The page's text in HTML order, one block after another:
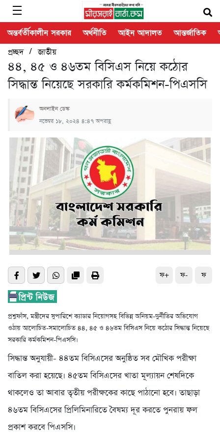
অন্তর্বর্তীকালীন সরকার অর্থনীতি আইন আদালত আন্তর্জাতিক
প্রচ্ছদ/জাতীয়
৪৪, ৪৫ ও ৪৬তম বিসিএস নিয়ে কঠোর
সিদ্ধান্ত নিয়েছে সরকারি কর্মকমিশন-পিএসসি
অনলাইন ডেস্ক
নভেম্বর ১৮, ২০২৪ ৪:৪৭ অপরাহ্ণ
ফ+ ফ- ফ
প্রশ্নফাঁস, মন্ত্রীদের সুপারিশে ক্যাডার নিয়োগসহ বিভিন্ন অনিয়ম-দুর্নীতির অভিযোগ
ওঠায় আলোচিত-সমালোচিত ৪৪, ৪৫ ও ৪৬তম বিসিএস নিয়ে কঠোর সিদ্ধান্ত নিয়েছে
সরকারি কর্মকমিশন-পিএসসি।
সিদ্ধান্ত অনুযায়ী- ৪৪তম বিসিএসের অনুষ্ঠিত সব মৌখিক পরীক্ষা
বাতিল করা হয়েছে। ৪৫তম বিসিএসের খাতা মূল্যায়ন শেষদিকে
থাকলেও তা আবার তৃতীয় পরীক্ষকের কাছে পাঠানো হবে। তাছাড়া
৪৬তম বিসিএসের প্রিলিমিনারিতে বৈষম্য দূর করতে পুনরায় ফল
প্রকাশ করবে পিএসসি।